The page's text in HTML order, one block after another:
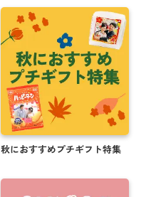
秋におすすめプチギフト特集